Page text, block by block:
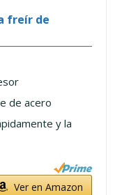
freír de
de acero
y la
Ver en Amazon